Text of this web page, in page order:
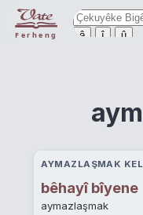
Ferheng ê î û
AYMAZLAŞMAK
bêhayî bîyene
aymazlaşmak